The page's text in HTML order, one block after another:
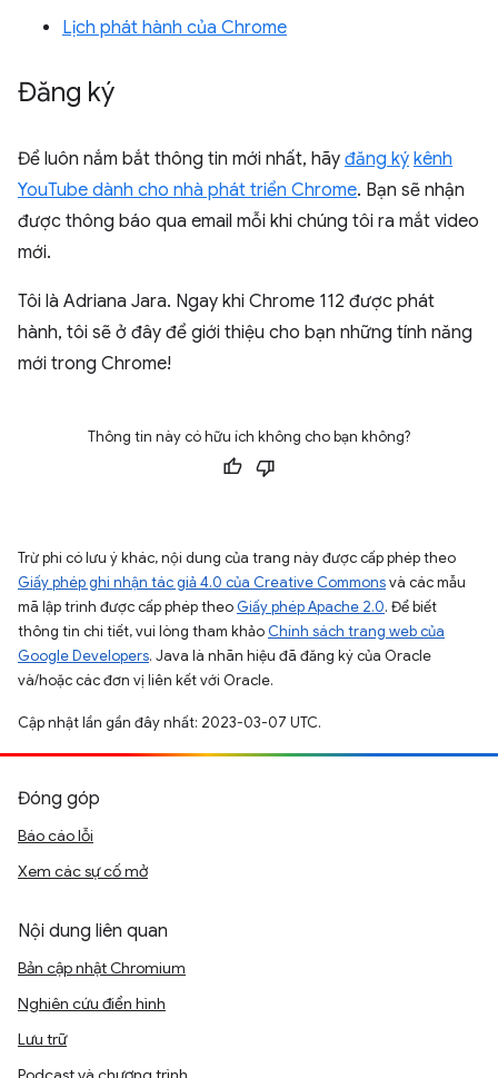
Lịch phát hành của Chrome
Đăng ký
Để luôn nắm bắt thông tin mới nhất, hãy đăng ký kênh
YouTube dành cho nhà phát triển Chrome. Bạn sẽ nhận
được thông báo qua email mỗi khi chúng tôi ra mắt video
mới.
Tôi là Adriana Jara. Ngay khi Chrome 112 được phát
hành, tôi sẽ ở đây để giới thiệu cho bạn những tính năng
mới trong Chrome!
Thông tin này có hữu ích không cho bạn không?
Trừ phi có lưu ý khác, nội dung của trang này được cấp phép theo
Giấy phép ghi nhận tác giả 4.0 của Creative Commonsvà các mẫu
mã lập trình được cấp phép theo Giấy phép Apache 2.0. Để biết
thông tin chi tiết, vui lòng tham khảo Chính sách trang web của
Google Developers. Java là nhãn hiệu đã đăng ký của Oracle
và/hoặc các đơn vị liên kết với Oracle.
Cập nhật lần gần đây nhất: 2023-03-07 UTC.
Đóng góp
Báo cáo lỗi
Xem các sự cố mở
Nội dung liên quan
Bản cập nhật Chromium
Nghiên cứu điển hình
Lưu trữ